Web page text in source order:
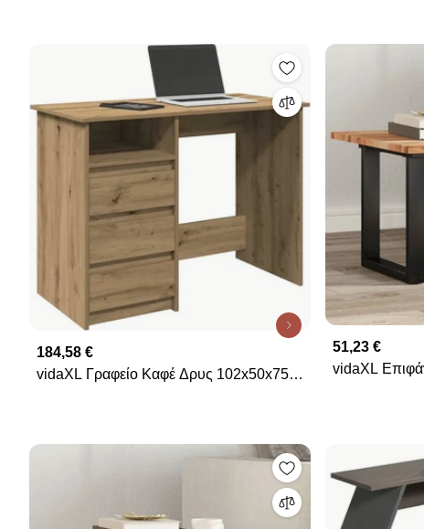
184,58 €
vidaXL Γραφείο Καφέ Δρυς 102x50x75
51,23 €
vidaXL